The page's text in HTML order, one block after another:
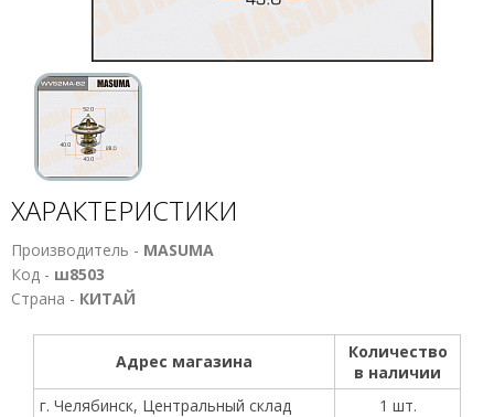
ХАРАКТЕРИСТИКИ
Производитель - MASUMA
Код - ш8503
Страна - КИТАЙ
Адрес магазина
Количество
в наличии
г. Челябинск, Центральный склад
1 шт.